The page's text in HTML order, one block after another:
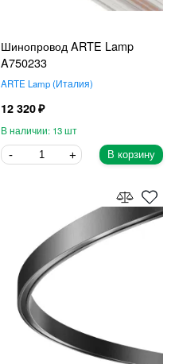
Шинопровод ARTE Lamp
A750233
ARTE Lamp Италия
12 320
13
В корзину